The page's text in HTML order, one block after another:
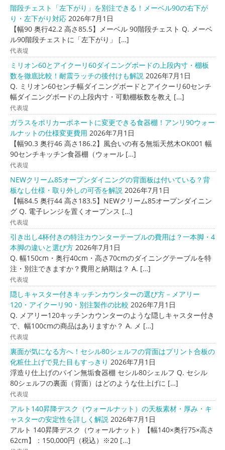
階段チェスト「左下がり」を別注できる！メーベル90の右下が
り・左下がり対応 2026年7月1日
【幅90 奥行42.2 高さ85.5】メーベル 90階段チェスト Q. メーベ
ル90階段チェストに「左下がり」 […]
代表堤
ミリオン60とアイクーリ60ダイニングボードの上段内寸・棚板
数を徹底比較！耐震ラッチの後付けも解説 2026年7月1日
Q. ミリオン60センチ幅ダイニングボードとアイクーリ60センチ
幅ダイニングボードの上段内寸・可動棚板数を教え […]
代表堤
ガラスをポリカーボネートに変更できる食器棚！アンリ90ウォー
ルナットの仕様変更費用 2026年7月1日
【幅90.3 奥行46 高さ186.2】風合いの有る無垢天然木OK001 幅
90センチキッチン食器棚（ウォール […]
代表堤
NEWクリーム85オープンダイニングの背面板は付いている？背
板なし仕様・取り外しの可否を解説 2026年7月1日
【幅84.5 奥行44 高さ183.5】NEWクリーム85オープンダイニン
グ Q. 電子レンジを置くオープンス […]
代表堤
引き出し4杯付きの特注カウンターテーブルの費用は？一本脚・4
本脚の違いと選び方 2026年7月1日
Q. 幅150cm・奥行40cm・高さ70cmのダイニングテーブルを特
注・別注できますか？費用と納期は？ A. […]
代表堤
隠しキャスター付きキッチンカウンターの選び方－メアリー
120・アイクーリ90・別注製作の比較 2026年7月1日
Q. メアリー120キッチンカウンターのような隠しキャスター付き
で、幅100cmの商品はありますか？ A. メ […]
代表堤
裏面が気になる方へ！セシル80シェルフの背面はプリント合板の
化粧仕上げで見た目もすっきり 2026年7月1日
浮造り仕上げのパイン無垢食器棚 セシル80シェルフ Q. セシル
80シェルフの裏面（背面）はどのような仕上げに […]
代表堤
アルト140昇降デスク（ウォールナット）の天板素材・厚み・キ
ャスターの安定性を詳しく解説 2026年7月1日
アルト 140昇降デスク（ウォールナット）【幅140×奥行75×高さ
62cm】：150,000円（税込）※20 […]